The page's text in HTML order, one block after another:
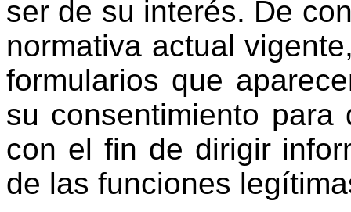
ser de su interés. De
normativa actual
formularios que
su consentimiento
con el fin de dirigir
de las funciones